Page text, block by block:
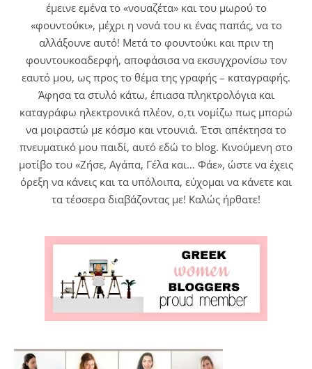
έμεινε εμένα το «νουαζέτα» και του μωρού το
«φουντούκι», μέχρι η νονά του κι ένας παπάς, να το
αλλάξουνε αυτό! Μετά το φουντούκι και πριν τη
φουντουκοαδερφή, αποφάσισα να εκσυγχρονίσω τον
εαυτό μου, ως προς το θέμα της γραφής – καταγραφής.
Άφησα τα στυλό κάτω, έπιασα πληκτρολόγια και
καταγράφω ηλεκτρονικά πλέον, ο,τι νομίζω πως μπορώ
να μοιραστώ με κόσμο και ντουνιά. Έτσι απέκτησα το
πνευματικό μου παιδί, αυτό εδώ το blog. Κινούμενη στο
μοτίβο του «Ζήσε, Αγάπα, Γέλα και… Φάε», ώστε να έχεις
όρεξη να κάνεις και τα υπόλοιπα, εύχομαι να κάνετε και
τα τέσσερα διαβάζοντας με! Καλώς ήρθατε!